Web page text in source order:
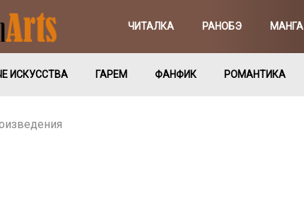
ЧИТАЛКА РАНОБЭ МАНГА
ИСКУССТВА ГАРЕМ ФАНФИК РОМАНТИКА